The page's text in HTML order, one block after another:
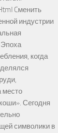
Cменить
индустрии
Эпоха
когда
место
Сегодня
символики в